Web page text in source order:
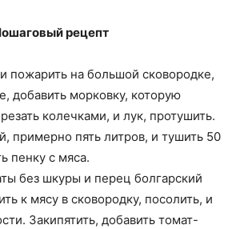
рецепт
пожарить на большой сковородке,
добавить морковку, которую
колечками, и лук, протушить.
примерно пять литров, и тушить 50
пенку с мяса.
без шкуры и перец болгарский
к мясу в сковородку, посолить, и
Закипятить, добавить томат-